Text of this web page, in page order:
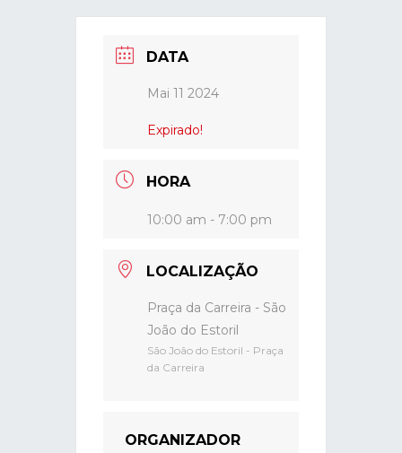
DATA
Mai 11 2024
Expirado!
HORA
10:00 am - 7:00 pm
LOCALIZAÇÃO
Praça da Carreira - São
João do Estoril
São João do Estoril - Praça
da Carreira
ORGANIZADOR